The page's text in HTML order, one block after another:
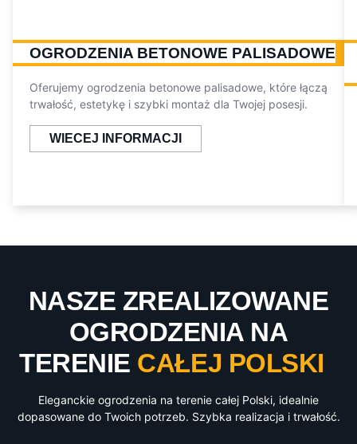
OGRODZENIA BETONOWE PALISADOWE
Oferujemy ogrodzenia betonowe palisadowe, które łączą
trwałość, estetykę i szybki montaż dla Twojej posesji.
WIECEJ INFORMACJI
NASZE ZREALIZOWANE
OGRODZENIA NA
TERENIE CAŁEJ POLSKI
Eleganckie ogrodzenia na terenie całej Polski, idealnie
dopasowane do Twoich potrzeb. Szybka realizacja i trwałość.